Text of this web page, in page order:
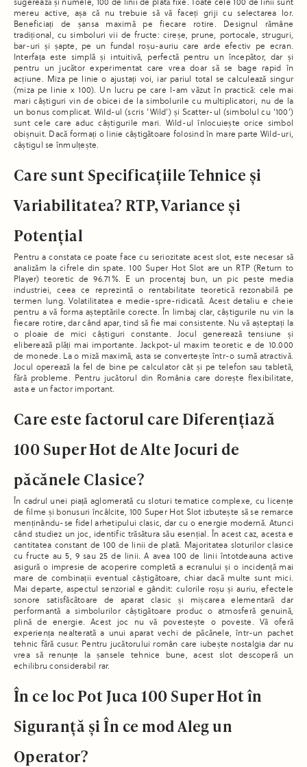
sugerează și numele, 100 de linii de plată fixe. Toate cele 100 de linii sunt
mereu active, așa că nu trebuie să vă faceți griji cu selectarea lor.
Beneficiați de șansa maximă pe fiecare rotire. Designul rămâne
tradițional, cu simboluri vii de fructe: cireșe, prune, portocale, struguri,
bar-uri și șapte, pe un fundal roșu-auriu care arde efectiv pe ecran.
Interfața este simplă și intuitivă, perfectă pentru un începător, dar și
pentru un jucător experimentat care vrea doar să se bage rapid în
acțiune. Miza pe linie o ajustați voi, iar pariul total se calculează singur
(miza pe linie x 100). Un lucru pe care l-am văzut în practică: cele mai
mari câștiguri vin de obicei de la simbolurile cu multiplicatori, nu de la
un bonus complicat. Wild-ul (scris ‘Wild’) și Scatter-ul (simbolul cu ‘100’)
sunt cele care aduc câștigurile mari. Wild-ul înlocuiește orice simbol
obișnuit. Dacă formați o linie câștigătoare folosind în mare parte Wild-uri,
câștigul se înmulțește.
Care sunt Specificațiile Tehnice și
Variabilitatea? RTP, Variance și
Potențial
Pentru a constata ce poate face cu seriozitate acest slot, este necesar să
analizăm la cifrele din spate. 100 Super Hot Slot are un RTP (Return to
Player) teoretic de 96.71%. E un procentaj bun, un pic peste media
industriei, ceea ce reprezintă o rentabilitate teoretică rezonabilă pe
termen lung. Volatilitatea e medie-spre-ridicată. Acest detaliu e cheie
pentru a vă forma așteptările corecte. În limbaj clar, câștigurile nu vin la
fiecare rotire, dar când apar, tind să fie mai consistente. Nu vă așteptați la
o ploaie de mici câștiguri constante. Jocul generează tensiune și
eliberează plăți mai importante. Jackpot-ul maxim teoretic e de 10.000
de monede. La o miză maximă, asta se convertește într-o sumă atractivă.
Jocul operează la fel de bine pe calculator cât și pe telefon sau tabletă,
fără probleme. Pentru jucătorul din România care dorește flexibilitate,
asta e un factor important.
Care este factorul care Diferențiază
100 Super Hot de Alte Jocuri de
păcănele Clasice?
În cadrul unei piață aglomerată cu sloturi tematice complexe, cu licențe
de filme și bonusuri încâlcite, 100 Super Hot Slot izbutește să se remarce
menținându-se fidel arhetipului clasic, dar cu o energie modernă. Atunci
când studiez un joc, identific trăsătura său esențial. În acest caz, acesta e
cantitatea constant de 100 de linii de plată. Majoritatea sloturilor clasice
cu fructe au 5, 9 sau 25 de linii. A avea 100 de linii întotdeauna active
asigură o impresie de acoperire completă a ecranului și o incidență mai
mare de combinații eventual câștigătoare, chiar dacă multe sunt mici.
Mai departe, aspectul senzorial e gândit: culorile roșu și auriu, efectele
sonore satisfăcătoare de aparat clasic și mișcarea elementară dar
performantă a simbolurilor câștigătoare produc o atmosferă genuină,
plină de energie. Acest joc nu vă povestește o poveste. Vă oferă
experiența nealterată a unui aparat vechi de păcănele, într-un pachet
tehnic fără cusur. Pentru jucătorului român care iubește nostalgia dar nu
vrea să renunțe la șansele tehnice bune, acest slot descoperă un
echilibru considerabil rar.
În ce loc Pot Juca 100 Super Hot în
Siguranță și În ce mod Aleg un
Operator?